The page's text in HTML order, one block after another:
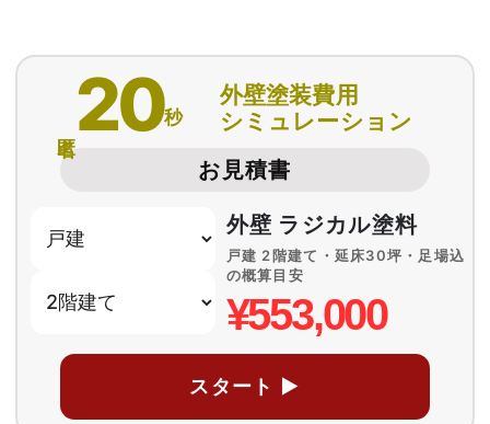
20秒
外壁塗装費用
シミュレーション
お見積書
外壁 ラジカル塗料
戸建 2階建て・延床30坪・足場込
の概算目安
¥553,000
スタート ▶